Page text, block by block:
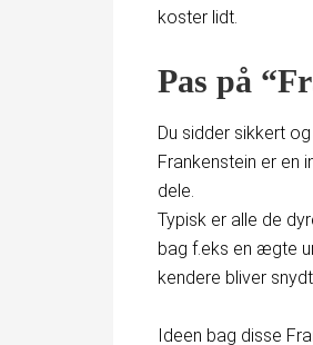
koster lidt.
Pas på
Du sidder sikkert
Frankenstein er en
dele.
Typisk er alle de
bag f.eks en ægte
kendere bliver snydt.
Ideen bag disse